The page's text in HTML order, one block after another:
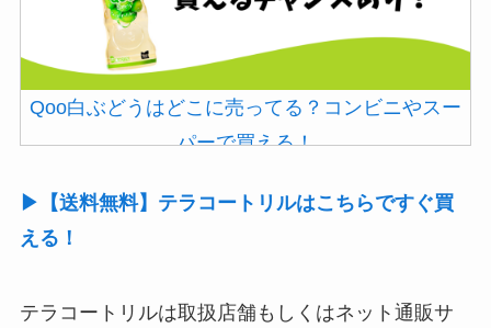
Qoo白ぶどうはどこに売ってる？コンビニやスー
パーで買える！
▶【送料無料】テラコートリルはこちらですぐ買
える！
テラコートリルは取扱店舗もしくはネット通販サ